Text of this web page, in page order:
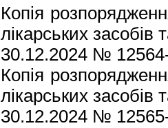
Копія
лікарських засобів
30.12.2024 №
Копія
лікарських засобів
30.12.2024 №